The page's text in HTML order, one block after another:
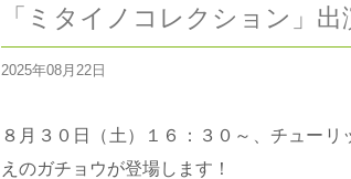
「ミタイノコレクション」出
2025年08月22日
８月３０日（土）１６：３０～、チュー
えのガチョウが登場します！